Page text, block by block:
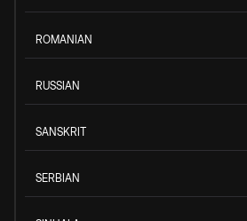
ROMANIAN
RUSSIAN
SANSKRIT
SERBIAN